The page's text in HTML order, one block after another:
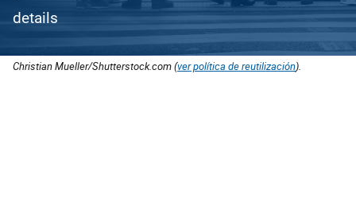
details
Christian Mueller/Shutterstock.com (ver política de reutilización).